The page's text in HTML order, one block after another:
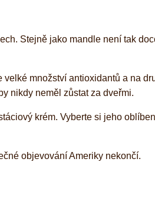
Stejně jako mandle není tak
množství antioxidantů a na
nikdy neměl zůstat za dveřmi.
krém. Vyberte si jeho
objevování Ameriky nekončí.